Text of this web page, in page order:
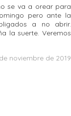
se va a orear para
pero ante la
a no abrir.
la suerte. Veremos
noviembre de 2019